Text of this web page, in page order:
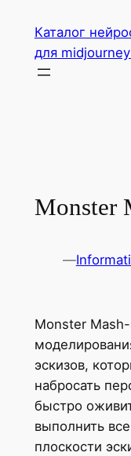
содержимому
Каталог
для
Monster
—
Monster
эскизов,
набросать
быстро
выполнить
плоскости